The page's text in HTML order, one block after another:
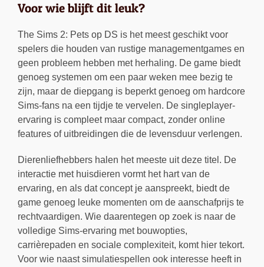
Voor wie blijft dit leuk?
The Sims 2: Pets op DS is het meest geschikt voor
spelers die houden van rustige managementgames en
geen probleem hebben met herhaling. De game biedt
genoeg systemen om een paar weken mee bezig te
zijn, maar de diepgang is beperkt genoeg om hardcore
Sims-fans na een tijdje te vervelen. De singleplayer-
ervaring is compleet maar compact, zonder online
features of uitbreidingen die de levensduur verlengen.
Dierenliefhebbers halen het meeste uit deze titel. De
interactie met huisdieren vormt het hart van de
ervaring, en als dat concept je aanspreekt, biedt de
game genoeg leuke momenten om de aanschafprijs te
rechtvaardigen. Wie daarentegen op zoek is naar de
volledige Sims-ervaring met bouwopties,
carrièrepaden en sociale complexiteit, komt hier tekort.
Voor wie naast simulatiespellen ook interesse heeft in